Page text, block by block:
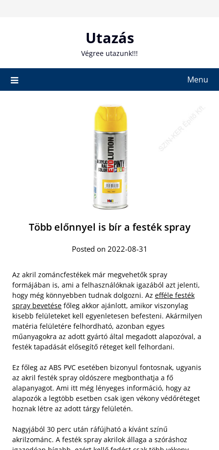
Utazás
Végree utazunk!!!
Menu
Több előnnyel is bír a festék spray
Posted on 2022-08-31
Az akril zománcfestékek már megvehetők spray
formájában is, ami a felhasználóknak igazából azt jelenti,
hogy még könnyebben tudnak dolgozni. Az efféle festék
spray bevetése főleg akkor ajánlott, amikor viszonylag
kisebb felületeket kell egyenletesen befesteni. Akármilyen
matéria felületére felhordható, azonban egyes
műanyagokra az adott gyártó által megadott alapozóval, a
festék tapadását elősegítő réteget kell felhordani.
Ez főleg az ABS PVC esetében bizonyul fontosnak, ugyanis
az akril festék spray oldószere megbonthatja a fő
alapanyagot. Ami itt még lényeges információ, hogy az
alapozók a legtöbb esetben csak igen vékony védőréteget
hoznak létre az adott tárgy felületén.
Nagyjából 30 perc után ráfújható a kívánt színű
akrilzománc. A festék spray akrilok állaga a szóráshoz